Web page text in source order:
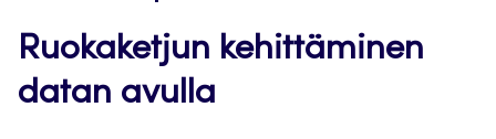
Ruokaketjun kehittäminen
datan avulla